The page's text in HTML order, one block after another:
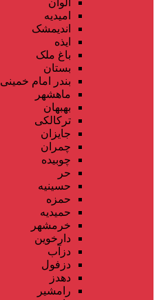
امیدیه
اندیمشک
ایذه
باغ ملک
بستان
بندر امام خمینی
ماهشهر
بهبهان
ترکالکی
جایزان
چمران
چوبیده
حر
حسینیه
حمزه
حمیدیه
خرمشهر
دارخوین
دزآب
دزفول
دهدز
رامشیر